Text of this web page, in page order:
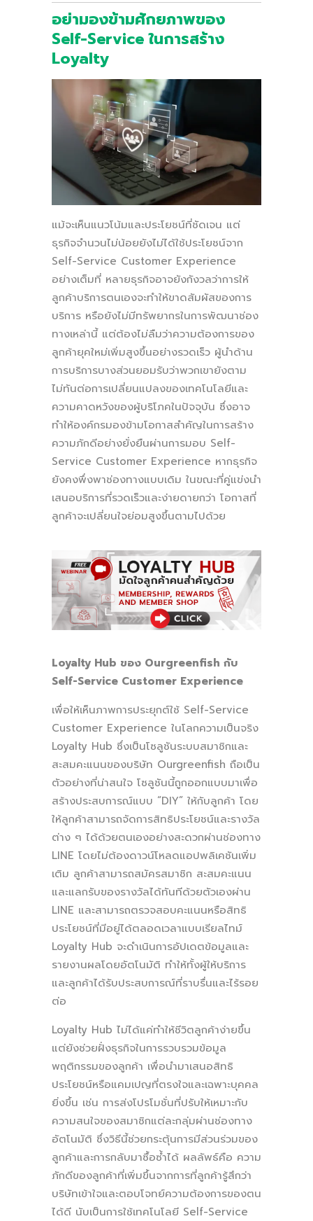
อย่ามองข้ามศักยภาพของ
Self-Service ในการสร้าง
Loyalty
แม้จะเห็นแนวโน้มและประโยชน์ที่ชัดเจน แต่
ธุรกิจจำนวนไม่น้อยยังไม่ได้ใช้ประโยชน์จาก
Self-Service Customer Experience
อย่างเต็มที่ หลายธุรกิจอาจยังกังวลว่าการให้
ลูกค้าบริการตนเองจะทำให้ขาดสัมผัสของการ
บริการ หรือยังไม่มีทรัพยากรในการพัฒนาช่อง
ทางเหล่านี้ แต่ต้องไม่ลืมว่าความต้องการของ
ลูกค้ายุคใหม่เพิ่มสูงขึ้นอย่างรวดเร็ว ผู้นำด้าน
การบริการบางส่วนยอมรับว่าพวกเขายังตาม
ไม่ทันต่อการเปลี่ยนแปลงของเทคโนโลยีและ
ความคาดหวังของผู้บริโภคในปัจจุบัน ซึ่งอาจ
ทำให้องค์กรมองข้ามโอกาสสำคัญในการสร้าง
ความภักดีอย่างยั่งยืนผ่านการมอบ Self-
Service Customer Experience หากธุรกิจ
ยังคงพึ่งพาช่องทางแบบเดิม ในขณะที่คู่แข่งนำ
เสนอบริการที่รวดเร็วและง่ายดายกว่า โอกาสที่
ลูกค้าจะเปลี่ยนใจย่อมสูงขึ้นตามไปด้วย
Loyalty Hub ของ Ourgreenfish กับ
Self-Service Customer Experience
เพื่อให้เห็นภาพการประยุกต์ใช้ Self-Service
Customer Experience ในโลกความเป็นจริง
Loyalty Hub ซึ่งเป็นโซลูชันระบบสมาชิกและ
สะสมคะแนนของบริษัท Ourgreenfish ถือเป็น
ตัวอย่างที่น่าสนใจ โซลูชันนี้ถูกออกแบบมาเพื่อ
สร้างประสบการณ์แบบ “DIY” ให้กับลูกค้า โดย
ให้ลูกค้าสามารถจัดการสิทธิประโยชน์และรางวัล
ต่าง ๆ ได้ด้วยตนเองอย่างสะดวกผ่านช่องทาง
LINE โดยไม่ต้องดาวน์โหลดแอปพลิเคชันเพิ่ม
เติม ลูกค้าสามารถสมัครสมาชิก สะสมคะแนน
และแลกรับของรางวัลได้ทันทีด้วยตัวเองผ่าน
LINE และสามารถตรวจสอบคะแนนหรือสิทธิ
ประโยชน์ที่มีอยู่ได้ตลอดเวลาแบบเรียลไทม์
Loyalty Hub จะดำเนินการอัปเดตข้อมูลและ
รายงานผลโดยอัตโนมัติ ทำให้ทั้งผู้ให้บริการ
และลูกค้าได้รับประสบการณ์ที่ราบรื่นและไร้รอย
ต่อ
Loyalty Hub ไม่ได้แค่ทำให้ชีวิตลูกค้าง่ายขึ้น
แต่ยังช่วยฝั่งธุรกิจในการรวบรวมข้อมูล
พฤติกรรมของลูกค้า เพื่อนำมาเสนอสิทธิ
ประโยชน์หรือแคมเปญที่ตรงใจและเฉพาะบุคคล
ยิ่งขึ้น เช่น การส่งโปรโมชั่นที่ปรับให้เหมาะกับ
ความสนใจของสมาชิกแต่ละกลุ่มผ่านช่องทาง
อัตโนมัติ ซึ่งวิธีนี้ช่วยกระตุ้นการมีส่วนร่วมของ
ลูกค้าและการกลับมาซื้อซ้ำได้ ผลลัพธ์คือ ความ
ภักดีของลูกค้าที่เพิ่มขึ้นจากการที่ลูกค้ารู้สึกว่า
บริษัทเข้าใจและตอบโจทย์ความต้องการของตน
ได้ดี นับเป็นการใช้เทคโนโลยี Self-Service